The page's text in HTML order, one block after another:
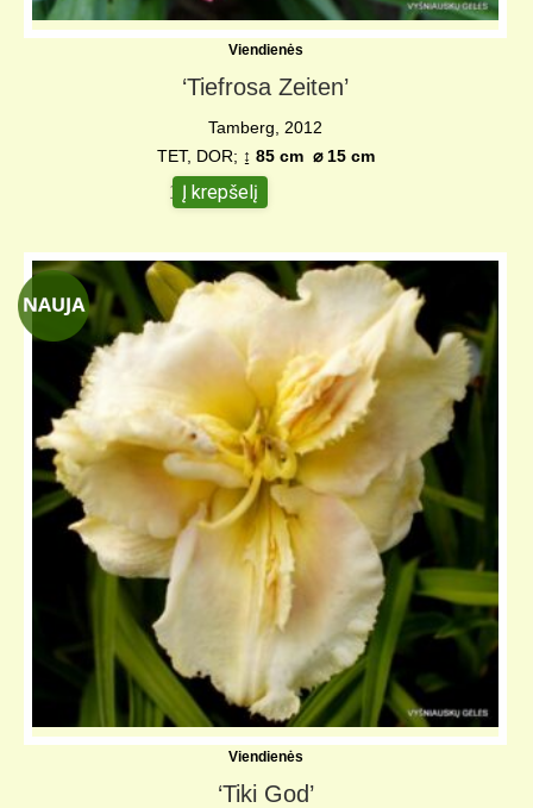
Viendienės
‘Tiefrosa Zeiten’
Tamberg, 2012
TET, DOR; ↨ 85 cm ⌀15 cm
18,00€
Į krepšelį
Viendienės
‘Tiki God’